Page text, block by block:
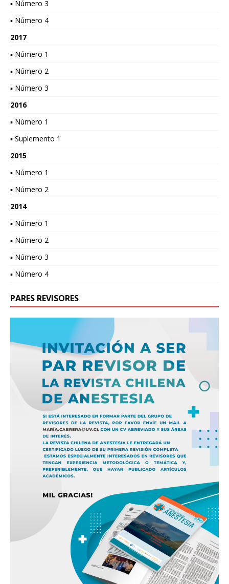
▪ Número 3
▪ Número 4
2017
▪ Número 1
▪ Número 2
▪ Número 3
2016
▪ Número 1
▪ Suplemento 1
2015
▪ Número 1
▪ Número 2
2014
▪ Número 1
▪ Número 2
▪ Número 3
▪ Número 4
PARES REVISORES